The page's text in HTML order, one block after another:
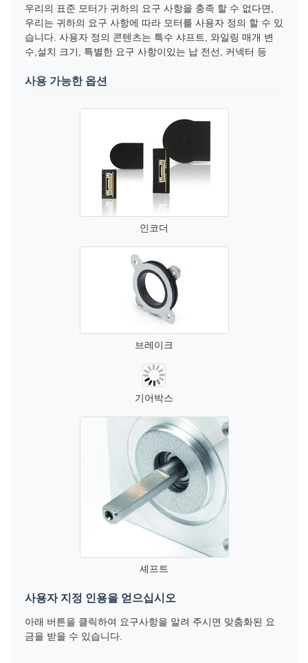
우리의 표준 모터가 귀하의 요구 사항을 충족 할 수 없다면,
우리는 귀하의 요구 사항에 따라 모터를 사용자 정의 할 수 있
습니다. 사용자 정의 콘텐츠는 특수 샤프트, 와일링 매개 변
수,설치 크기, 특별한 요구 사항이있는 납 전선, 커넥터 등
사용 가능한 옵션
인코더
브레이크
기어박스
셰프트
사용자 지정 인용을 얻으십시오
아래 버튼을 클릭하여 요구사항을 알려 주시면 맞춤화된 요
금을 받을 수 있습니다.